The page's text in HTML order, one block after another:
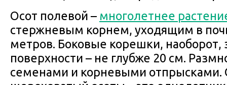
Осот полевой – многолетнее
стержневым корнем, уходящим в
метров. Боковые корешки, наоборот,
поверхности – не глубже 20 см.
семенами и корневыми отпрысками.